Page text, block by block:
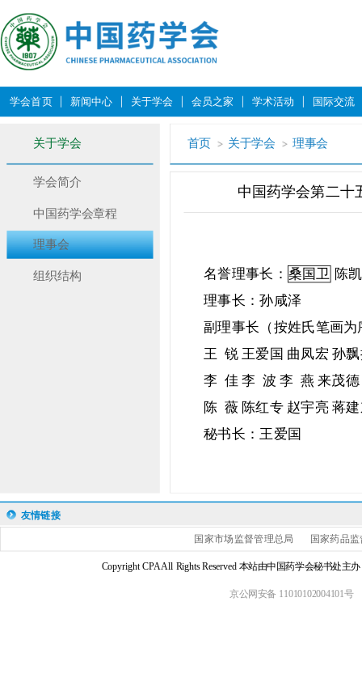
学会首页 新闻中心 关于学会 会员之家 学术活动 国际交流
关于学会
学会简介
中国药学会章程
理事会
组织结构
首页 关于学会 理事会
中国药学会第二十
名誉理事长： 桑国卫 陈
理事长：孙咸泽
副理事长（按姓氏笔画为
王 锐 王爱国 曲凤宏 孙
李 佳 李 波 李 燕 来茂
陈 薇 陈红专 赵宇亮 蒋
秘书长：王爱国
友情链接
国家市场监督管理总局 国家药品
Copyright CPA All Rights Reserved 本站由中国药学会秘书处主
京公网安备 11010102004101号